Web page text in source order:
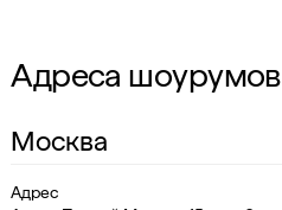
Адреса шоурумов
Москва
Адрес